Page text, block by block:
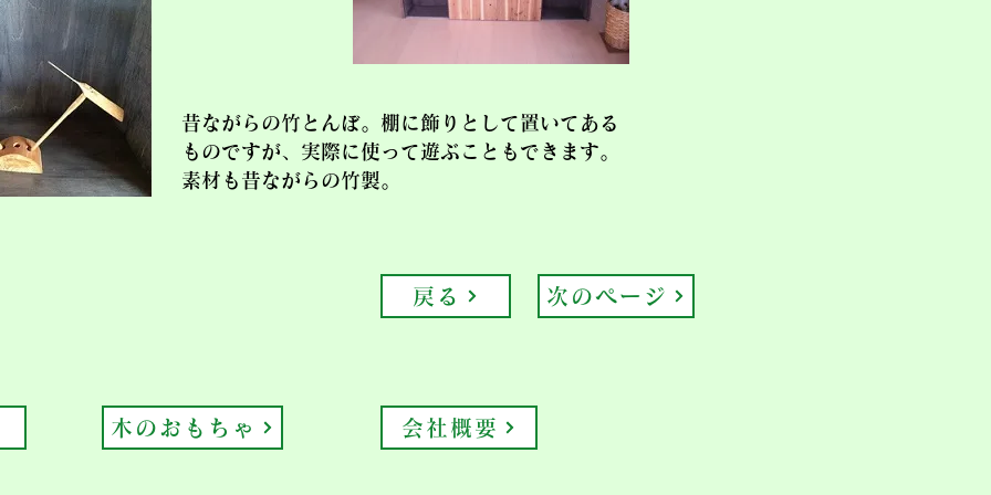
昔ながらの竹とんぼ。棚に飾りとして置いてある
ものですが、実際に使って遊ぶこともできます。
素材も昔ながらの竹製。
戻る 次のページ
木のおもちゃ 会社概要